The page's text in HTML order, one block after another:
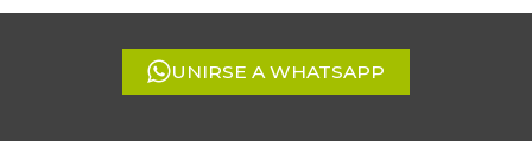
5
UNIRSE A WHATSAPP